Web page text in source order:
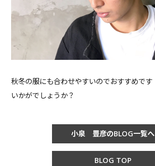
秋冬の服にも合わせやすいのでおすすめです
いかがでしょうか？
小泉 豊彦のBLOG一覧へ
BLOG TOP